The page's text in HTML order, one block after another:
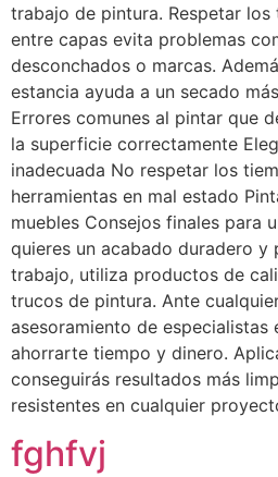
trabajo de pintura. Respetar los
entre capas evita problemas
desconchados o marcas.
estancia ayuda a un secado
Errores comunes al pintar que
la superficie correctamente
inadecuada No respetar los
herramientas en mal estado
muebles Consejos finales para
quieres un acabado duradero y
trabajo, utiliza productos de
trucos de pintura. Ante
asesoramiento de especialistas
ahorrarte tiempo y dinero.
conseguirás resultados más
resistentes en cualquier
fghfvj